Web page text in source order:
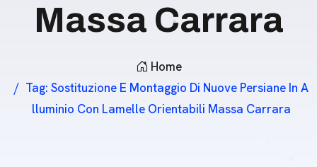
Massa Carrara
Home
Tag: Sostituzione E Montaggio Di Nuove Persiane In A
Lluminio Con Lamelle Orientabili Massa Carrara